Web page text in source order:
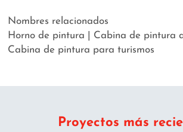
Nombres relacionados
Horno de pintura | Cabina de pintura
Cabina de pintura para turismos
Proyectos más